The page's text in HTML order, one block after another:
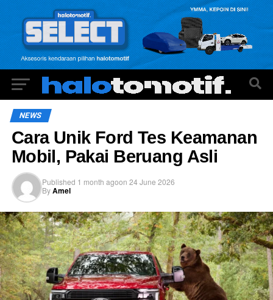
NEWS
Cara Unik Ford Tes Keamanan
Mobil, Pakai Beruang Asli
Published 1 month agoon 24 June 2026
ByAmel